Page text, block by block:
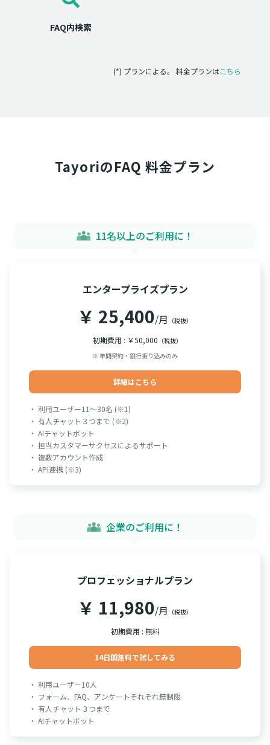
FAQ内検索
(*) プランによる。 料金プランはこちら
TayoriのFAQ 料金プラン
11名以上のご利用に！
エンタープライズプラン
￥ 25,400/月 （税抜）
初期費用 : ￥50,000 （税抜）
※ 年間契約・銀行振り込みのみ
詳細はこちら
・ 利用ユーザー11～30名 (※1)
・ 有人チャット３つまで (※2)
・ AIチャットボット
・ 担当カスタマーサクセスによるサポート
・ 複数アカウント作成
・ API連携 (※3)
企業のご利用に！
プロフェッショナルプラン
￥ 11,980/月 （税抜）
初期費用 : 無料
14日間無料で試してみる
・ 利用ユーザー10人
・ フォーム、FAQ、アンケートそれぞれ無制限
・ 有人チャット３つまで
・ AIチャットボット